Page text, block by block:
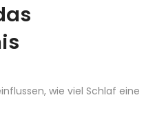
wie viel Schlaf eine